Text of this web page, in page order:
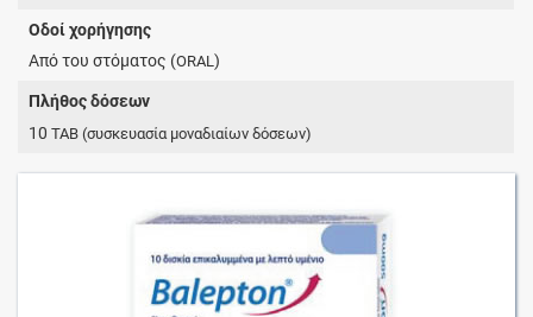
Οδοί χορήγησης
Από του στόματος (ORAL)
Πλήθος δόσεων
10TAB (συσκευασία μοναδιαίων δόσεων)